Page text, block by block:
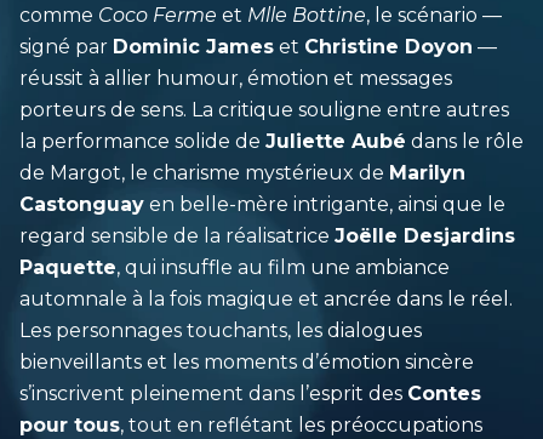
comme Coco Ferme et Mlle Bottine, le scénario —
signé par Dominic James et Christine Doyon —
réussit à allier humour, émotion et messages
porteurs de sens. La critique souligne entre autres
la performance solide de Juliette Aubé dans le rôle
de Margot, le charisme mystérieux de Marilyn
Castonguay en belle-mère intrigante, ainsi que le
regard sensible de la réalisatrice Joëlle Desjardins
Paquette, qui insuffle au film une ambiance
automnale à la fois magique et ancrée dans le réel.
Les personnages touchants, les dialogues
bienveillants et les moments d’émotion sincère
s’inscrivent pleinement dans l’esprit des Contes
pour tous, tout en reflétant les préoccupations